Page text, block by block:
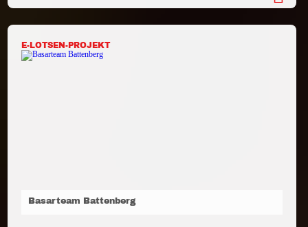
E-LOTSEN-PROJEKT
Basarteam Battenberg